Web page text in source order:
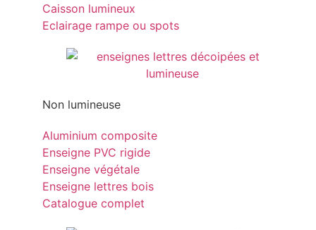
Caisson lumineux
Eclairage rampe ou spots
Non lumineuse
Aluminium composite
Enseigne PVC rigide
Enseigne végétale
Enseigne lettres bois
Catalogue complet